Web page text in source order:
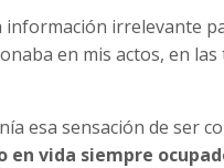
información irrelevante
en mis actos, en las
esa sensación de ser
en vida siempre